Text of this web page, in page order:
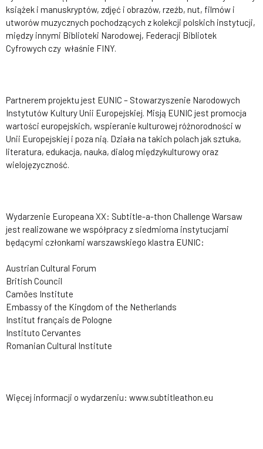
książek i manuskryptów, zdjęć i obrazów, rzeźb, nut, filmów i
utworów muzycznych pochodzących z kolekcji polskich instytucji,
między innymi Biblioteki Narodowej, Federacji Bibliotek
Cyfrowych czy właśnie FINY.
Partnerem projektu jest EUNIC – Stowarzyszenie Narodowych
Instytutów Kultury Unii Europejskiej. Misją EUNIC jest promocja
wartości europejskich, wspieranie kulturowej różnorodności w
Unii Europejskiej i poza nią. Działa na takich polach jak sztuka,
literatura, edukacja, nauka, dialog międzykulturowy oraz
wielojęzyczność.
Wydarzenie Europeana XX: Subtitle-a-thon Challenge Warsaw
jest realizowane we współpracy z siedmioma instytucjami
będącymi członkami warszawskiego klastra EUNIC:
Austrian Cultural Forum
British Council
Camões Institute
Embassy of the Kingdom of the Netherlands
Institut français de Pologne
Instituto Cervantes
Romanian Cultural Institute
Więcej informacji o wydarzeniu: www.subtitleathon.eu